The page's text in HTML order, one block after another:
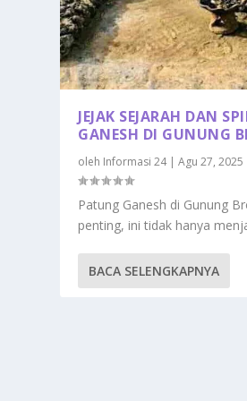
JEJAK SEJARAH DAN
GANESH DI GUNUNG
oleh Informasi 24|Agu 27, 2025
Patung Ganesh di Gunung
penting, ini tidak hanya
BACA SELENGKAPNYA